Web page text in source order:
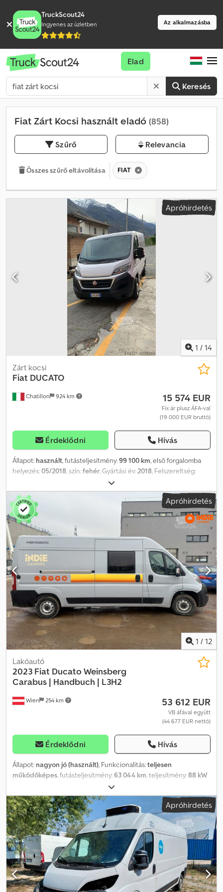
TruckScout24
Ingyenes az üzletben Az alkalmazásba
Keresés
Elad
Fiat Zárt Kocsi használt eladó (858)
Szűrő Relevancia
Összes szűrő eltávolítása FIAT
Apróhirdetés
1 / 14
Chatillon 924 km
Zárt kocsi
Fiat DUCATO
15 574 EUR
Fix ár plusz ÁFA-val
(19 000 EUR bruttó)
Érdeklődni Hívás
Állapot: használt, futásteljesítmény:99 100 km, első forgalomba
helyezés:05/2018, szín:fehér, Gyártási év:2018, Felszereltség:
ABS, központi zár, légkondicionálás, légzsák
FIAT DUCATO TÖKÉLETES állapotban. A jármű a szokásos extrákon
felül (klíma, rádió, hátsó parkolószenzor) WURTH eredeti
raktérpadlóval is felszerelt. Dcedpfxjk Nb Uhs Ag Dok KIVÁLÓ
ÁLLAPOTÚ TEHERAUTÓ, abroncsok 95%-os állapotban.
Apróhirdetés
1 / 12
Wien 254 km
Lakóautó
2023 Fiat Ducato Weinsberg
Carabus | Handbuch | L3H2
53 612 EUR
VB áfával együtt
(44 677 EUR nettó)
Érdeklődni Hívás
Állapot: nagyon jó (használt), Funkcionalitás:teljesen
működőképes , futásteljesítmény:63 044 km , teljesítmény:88 kW
, ülések száma:
hajtástípus:mechanikai, szín:fehér, teljes hossz:5 990 mm, teljes
szélesség:2 050 mm, teljes magasság:2 520 mm
tengelyelrendezés:2 tengely, kibocsátási osztály:Euro 6
üzemanyagtartály kapacitása:90 l , össztömeg:3 500 kg, saját
tömeg:2 810 kg, kormánykerék pozíciója:bal, korábbi
tulajdonosok száma:1, Gyártási év: 2023, gép/jármű száma:
ZFA25000002W63447, Felszereltség: ABS, autó regisztráció,
egyszemélyes ágy, egyszemélyes ágyak, elektronikus
stabilitásprogram (ESP), emeletes ágyak, emelhető ágy,
fedélzeti konyha, fürdőszoba, használt jármű garancia,
Apróhirdetés